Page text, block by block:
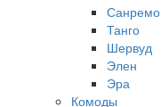
Санремо
Танго
Шервуд
Элен
Эра
Комоды